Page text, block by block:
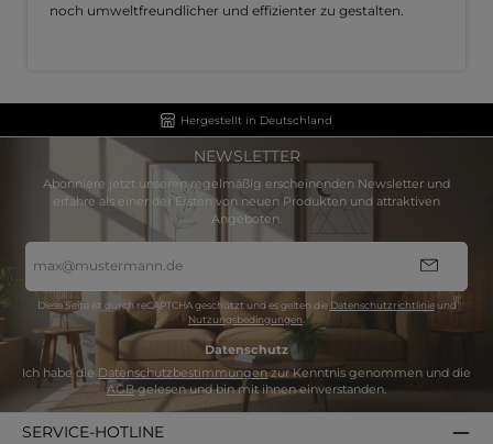
noch umweltfreundlicher und effizienter zu gestalten.
Hergestellt in Deutschland
NEWSLETTER
Abonniere jetzt unseren regelmäßig erscheinenden Newsletter und
erfahre als einer der Ersten von neuen Produkten und attraktiven
Angeboten.
Mail-
Adresse
Diese Seite ist durch reCAPTCHA geschützt und es gelten die Datenschutzrichtlinieund
Nutzungsbedingungen.
Datenschutz
Ich habe die Datenschutzbestimmungenzur Kenntnis genommen und die
AGBgelesen und bin mit ihnen einverstanden.
SERVICE-HOTLINE